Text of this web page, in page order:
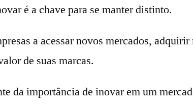
é a chave para se manter distinto.
a acessar novos mercados, adquirir
de suas marcas.
da importância de inovar em um